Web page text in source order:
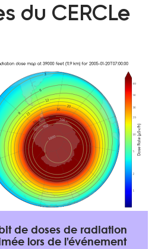
du CERCLe
de doses de radiation
lors de l’événement